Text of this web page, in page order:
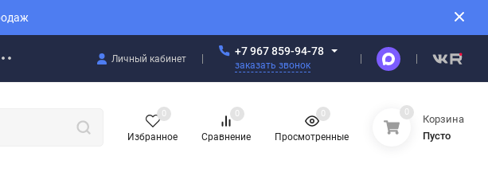
Личный кабинет
+7 967 859-94-78
заказать звонок
Избранное
0
Сравнение
0
Просмотренные
0 0
Корзина
Пусто